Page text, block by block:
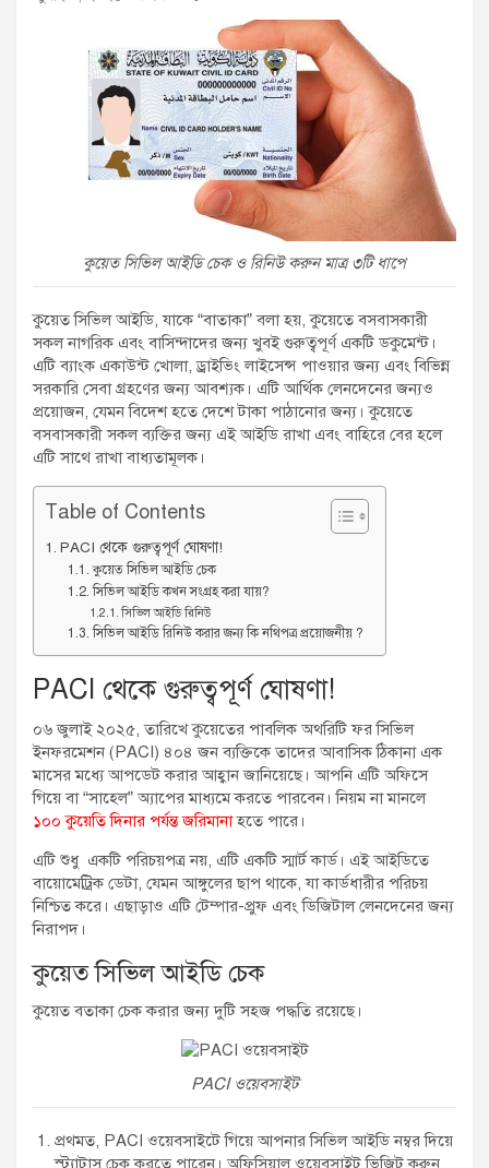
কুয়েত সিভিল আইডি চেক ও রিনিউ করুন মাত্র ৩টি ধাপে
কুয়েত সিভিল আইডি, যাকে “বাতাকা” বলা হয়, কুয়েতে বসবাসকারী
সকল নাগরিক এবং বাসিন্দাদের জন্য খুবই গুরুত্বপূর্ণ একটি ডকুমেন্ট।
এটি ব্যাংক একাউন্ট খোলা, ড্রাইভিং লাইসেন্স পাওয়ার জন্য এবং বিভিন্ন
সরকারি সেবা গ্রহণের জন্য আবশ্যক। এটি আর্থিক লেনদেনের জন্যও
প্রয়োজন, যেমন বিদেশ হতে দেশে টাকা পাঠানোর জন্য। কুয়েতে
বসবাসকারী সকল ব্যক্তির জন্য এই আইডি রাখা এবং বাহিরে বের হলে
এটি সাথে রাখা বাধ্যতামূলক।
Table of Contents
PACI থেকে গুরুত্বপূর্ণ ঘোষণা!
কুয়েত সিভিল আইডি চেক
সিভিল আইডি কখন সংগ্রহ করা যায়?
সিভিল আইডি রিনিউ
সিভিল আইডি রিনিউ করার জন্য কি নথিপত্র প্রয়োজনীয় ?
PACI থেকে গুরুত্বপূর্ণ ঘোষণা!
০৬ জুলাই ২০২৫, তারিখে কুয়েতের পাবলিক অথরিটি ফর সিভিল
ইনফরমেশন (PACI) ৪০৪ জন ব্যক্তিকে তাদের আবাসিক ঠিকানা এক
মাসের মধ্যে আপডেট করার আহ্বান জানিয়েছে। আপনি এটি অফিসে
গিয়ে বা “সাহেল” অ্যাপের মাধ্যমে করতে পারবেন। নিয়ম না মানলে
১০০ কুয়েতি দিনার পর্যন্ত জরিমানাহতে পারে।
এটি শুধু একটি পরিচয়পত্র নয়, এটি একটি স্মার্ট কার্ড। এই আইডিতে
বায়োমেট্রিক ডেটা, যেমন আঙ্গুলের ছাপ থাকে, যা কার্ডধারীর পরিচয়
নিশ্চিত করে। এছাড়াও এটি টেম্পার-প্রুফ এবং ডিজিটাল লেনদেনের জন্য
নিরাপদ।
কুয়েত সিভিল আইডি চেক
কুয়েত বতাকা চেক করার জন্য দুটি সহজ পদ্ধতি রয়েছে।
PACI ওয়েবসাইট
প্রথমত, PACI ওয়েবসাইটে গিয়ে আপনার সিভিল আইডি নম্বর দিয়ে
স্ট্যাটাস চেক করতে পারেন। অফিসিয়াল ওয়েবসাইট ভিজিট করুন